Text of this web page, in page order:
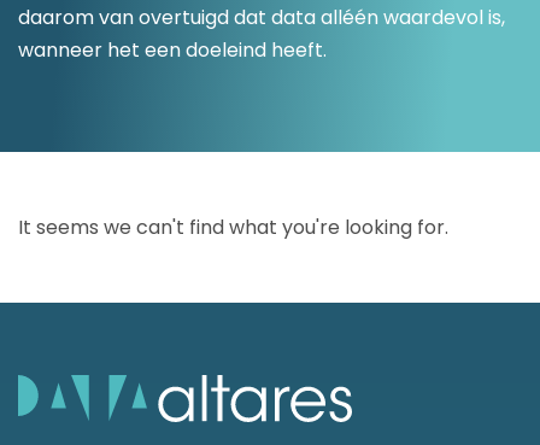
daarom van overtuigd dat data alléén waardevol is,
wanneer het een doeleind heeft.
It seems we can't find what you're looking for.